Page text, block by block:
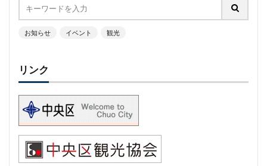
お知らせ イベント 観光
リンク